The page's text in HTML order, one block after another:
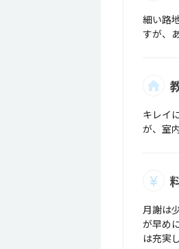
細い路
すが、
キレイ
が、室
月謝は
が早め
は充実